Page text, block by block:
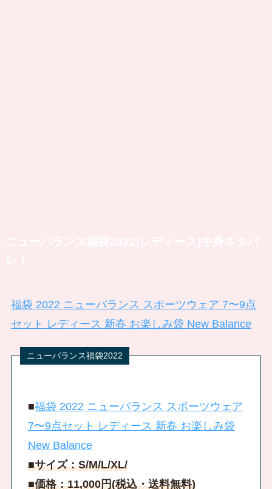
福袋 2022 ニューバランス スポーツウェア 7〜9点
セット レディース 新春 お楽しみ袋 New Balance
■福袋 2022 ニューバランス スポーツウェア
7〜9点セット レディース 新春 お楽しみ袋
New Balance
■サイズ：S/M/L/XL/
■価格：11,000円(税込・送料無料)